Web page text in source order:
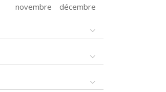
novembre décembre